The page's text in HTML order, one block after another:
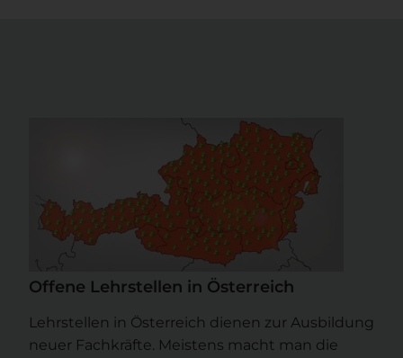
Offene Lehrstellen in Österreich
Lehrstellen in Österreich dienen zur Ausbildung
neuer Fachkräfte. Meistens macht man die